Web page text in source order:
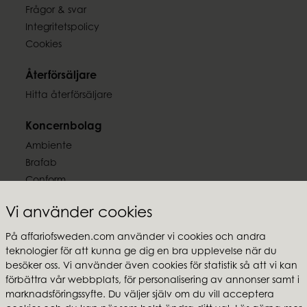
Vi använder cookies
På affariofsweden.com använder vi cookies och andra
teknologier för att kunna ge dig en bra upplevelse när du
besöker oss. Vi använder även cookies för statistik så att vi kan
förbättra vår webbplats, för personalisering av annonser samt i
marknadsföringssyfte. Du väljer själv om du vill acceptera
3,20 kg
Frågor & svar
Integritetspolicy
Cookies
Återförsäljare
Hitta återförsäljare
Koncernbolag
Ambiente
Brafab
Conform
MTI
Följ oss